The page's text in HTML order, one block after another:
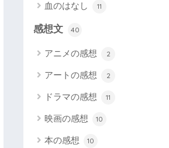
血のはなし 11
感想文 40
アニメの感想 2
アートの感想 2
ドラマの感想 11
映画の感想 10
本の感想 10